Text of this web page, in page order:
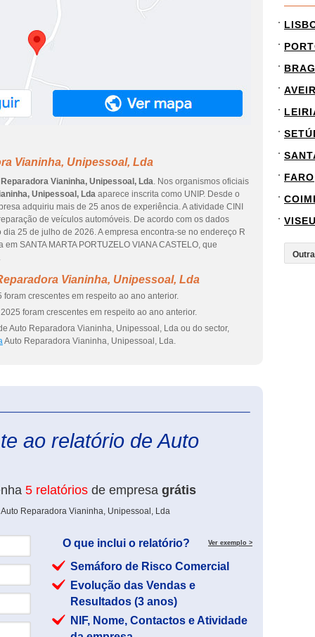
Vianinha, Unipessoal, Lda
Vianinha, Unipessoal, Lda. Nos organismos oficiais
Unipessoal, Lda aparece inscrita como UNIP. Desde o
adquiriu mais de 25 anos de experiência. A atividade CINI
de veículos automóveis. De acordo com os dados
25 de julho de 2026. A empresa encontra-se no endereço R
SANTA MARTA PORTUZELO VIANA CASTELO, que
Vianinha, Unipessoal, Lda
crescentes em respeito ao ano anterior.
foram crescentes em respeito ao ano anterior.
Auto Reparadora Vianinha, Unipessoal, Lda ou do sector,
Auto Reparadora Vianinha, Unipessoal, Lda.
ao relatório de Auto
5 relatórios de empresa grátis
Reparadora Vianinha, Unipessoal, Lda
O que inclui o relatório? Ver exemplo >
Semáforo de Risco Comercial
Evolução das Vendas e
Resultados (3 anos)
NIF, Nome, Contactos e Atividade
FARO